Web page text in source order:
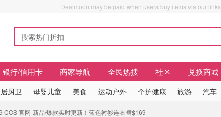
Dealmoon may be paid when users buy items via our links.
银行/信用卡 商家导航 全民热搜 社区 兑换商城
厨卫 母婴儿童 美食 运动户外 个护健康 旅游 汽车
COS 官网 新品/爆款实时更新！蓝色衬衫连衣裙$169